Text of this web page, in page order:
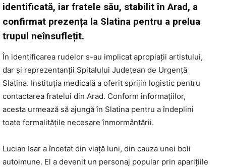
identificată, iar fratele său, stabilit în Arad, a
confirmat prezența la Slatina pentru a prelua
trupul neînsuflețit.
În identificarea rudelor s-au implicat apropiații artistului,
dar și reprezentanții Spitalului Județean de Urgență
Slatina. Instituția medicală a oferit sprijin logistic pentru
contactarea fratelui din Arad. Conform informațiilor,
acesta urmează să ajungă în Slatina pentru a îndeplini
toate formalitățile necesare înmormântării.
Lucian Isar a încetat din viață luni, din cauza unei boli
autoimune. El a devenit un personaj popular prin aparițiile